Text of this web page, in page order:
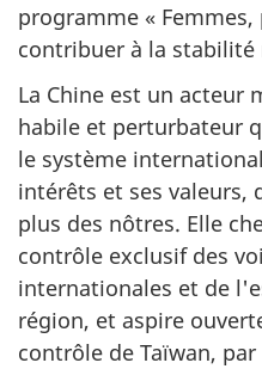
programme « Femmes,
contribuer à la stabilité
La Chine est un acteur
habile et perturbateur
le système
intérêts et ses valeurs,
plus des nôtres. Elle
contrôle exclusif des
internationales et de
région, et aspire
contrôle de Taïwan,